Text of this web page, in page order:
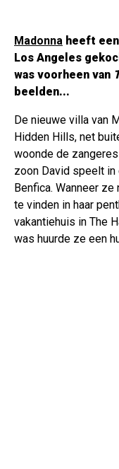
Madonna heeft
Los Angeles
was voorheen van
beelden...
De nieuwe villa van
Hidden Hills, net
woonde de
zoon David speelt
Benfica. Wanneer
te vinden in haar
vakantiehuis in The
was huurde ze een